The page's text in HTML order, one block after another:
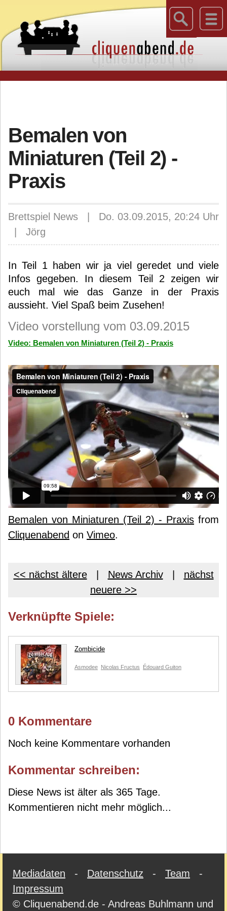
Bemalen von
Miniaturen (Teil 2) -
Praxis
Brettspiel News | Do. 03.09.2015, 20:24 Uhr
| Jörg
In Teil 1 haben wir ja viel geredet und viele
Infos gegeben. In diesem Teil 2 zeigen wir
euch mal wie das Ganze in der Praxis
aussieht. Viel Spaß beim Zusehen!
Video vorstellung vom 03.09.2015
Video: Bemalen von Miniaturen (Teil 2) - Praxis
Bemalen von Miniaturen (Teil 2) - Praxis from
Cliquenabend on Vimeo.
<< nächst ältere| News Archiv| nächst
neuere >>
Verknüpfte Spiele:
Zombicide
Asmodee Nicolas Fructus Édouard Guiton
0 Kommentare
Noch keine Kommentare vorhanden
Kommentar schreiben:
Diese News ist älter als 365 Tage.
Kommentieren nicht mehr möglich...
Mediadaten - Datenschutz - Team -
Impressum
© Cliquenabend.de - Andreas Buhlmann und